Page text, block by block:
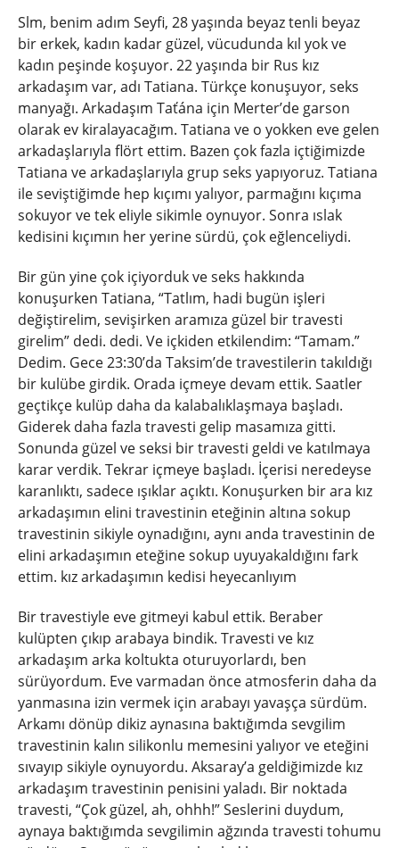
Slm, benim adım Seyfi, 28 yaşında beyaz tenli beyaz
bir erkek, kadın kadar güzel, vücudunda kıl yok ve
kadın peşinde koşuyor. 22 yaşında bir Rus kız
arkadaşım var, adı Tatiana. Türkçe konuşuyor, seks
manyağı. Arkadaşım Taťána için Merter’de garson
olarak ev kiralayacağım. Tatiana ve o yokken eve gelen
arkadaşlarıyla flört ettim. Bazen çok fazla içtiğimizde
Tatiana ve arkadaşlarıyla grup seks yapıyoruz. Tatiana
ile seviştiğimde hep kıçımı yalıyor, parmağını kıçıma
sokuyor ve tek eliyle sikimle oynuyor. Sonra ıslak
kedisini kıçımın her yerine sürdü, çok eğlenceliydi.
Bir gün yine çok içiyorduk ve seks hakkında
konuşurken Tatiana, “Tatlım, hadi bugün işleri
değiştirelim, sevişirken aramıza güzel bir travesti
girelim” dedi. dedi. Ve içkiden etkilendim: “Tamam.”
Dedim. Gece 23:30’da Taksim’de travestilerin takıldığı
bir kulübe girdik. Orada içmeye devam ettik. Saatler
geçtikçe kulüp daha da kalabalıklaşmaya başladı.
Giderek daha fazla travesti gelip masamıza gitti.
Sonunda güzel ve seksi bir travesti geldi ve katılmaya
karar verdik. Tekrar içmeye başladı. İçerisi neredeyse
karanlıktı, sadece ışıklar açıktı. Konuşurken bir ara kız
arkadaşımın elini travestinin eteğinin altına sokup
travestinin sikiyle oynadığını, aynı anda travestinin de
elini arkadaşımın eteğine sokup uyuyakaldığını fark
ettim. kız arkadaşımın kedisi heyecanlıyım
Bir travestiyle eve gitmeyi kabul ettik. Beraber
kulüpten çıkıp arabaya bindik. Travesti ve kız
arkadaşım arka koltukta oturuyorlardı, ben
sürüyordum. Eve varmadan önce atmosferin daha da
yanmasına izin vermek için arabayı yavaşça sürdüm.
Arkamı dönüp dikiz aynasına baktığımda sevgilim
travestinin kalın silikonlu memesini yalıyor ve eteğini
sıvayıp sikiyle oynuyordu. Aksaray’a geldiğimizde kız
arkadaşım travestinin penisini yaladı. Bir noktada
travesti, “Çok güzel, ah, ohhh!” Seslerini duydum,
aynaya baktığımda sevgilimin ağzında travesti tohumu